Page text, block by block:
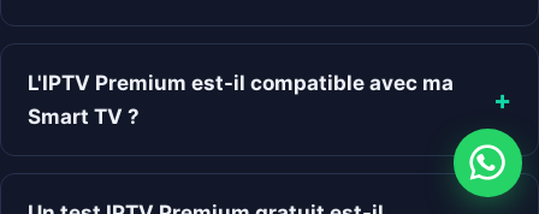
L'IPTV Premium est-il compatible avec ma
Smart TV ?